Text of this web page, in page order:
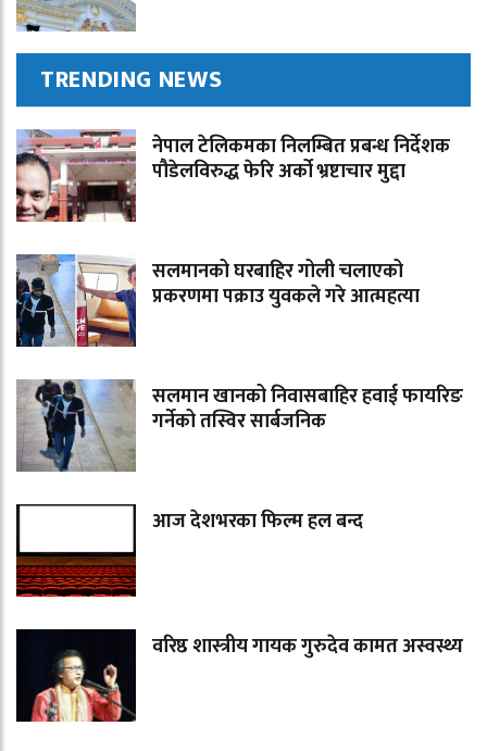
TRENDING NEWS
नेपाल टेलिकमका निलम्बित प्रबन्ध निर्देशक
पौडेलविरुद्ध फेरि अर्को भ्रष्टाचार मुद्दा
सलमानको घरबाहिर गोली चलाएको
प्रकरणमा पक्राउ युवकले गरे आत्महत्या
सलमान खानको निवासबाहिर हवाई फायरिङ
गर्नेको तस्विर सार्बजनिक
आज देशभरका फिल्म हल बन्द
वरिष्ठ शास्त्रीय गायक गुरुदेव कामत अस्वस्थ्य